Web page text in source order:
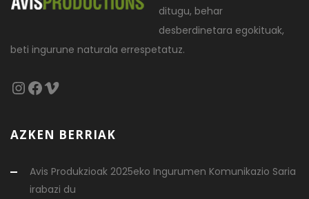
ditugu, behar
desberdinetara egokituak,
beti ingurune naturala errespetatuz.
Instagram
Facebook
Vimeo
AZKEN BERRIAK
Avis Produkzioak 2025eko Ingurumen Komunikazio Saria
irabazi du